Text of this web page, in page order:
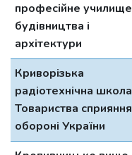
професійне училище
будівництва і
архітектури
Криворізька
радіотехнічна школа
Товариства сприяння
обороні України